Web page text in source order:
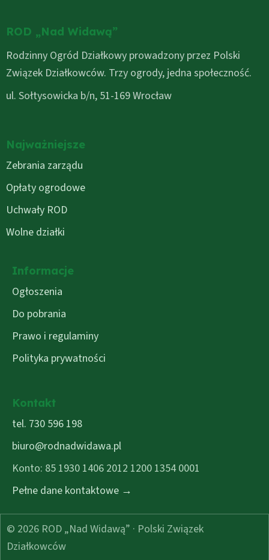
ROD „Nad Widawą”
Rodzinny Ogród Działkowy prowadzony przez Polski
Związek Działkowców. Trzy ogrody, jedna społeczność.
ul. Sołtysowicka b/n, 51-169 Wrocław
Najważniejsze
Zebrania zarządu
Opłaty ogrodowe
Uchwały ROD
Wolne działki
Informacje
Ogłoszenia
Do pobrania
Prawo i regulaminy
Polityka prywatności
Kontakt
tel. 730 596 198
biuro@rodnadwidawa.pl
Konto: 85 1930 1406 2012 1200 1354 0001
Pełne dane kontaktowe →
© 2026 ROD „Nad Widawą” · Polski Związek
Działkowców